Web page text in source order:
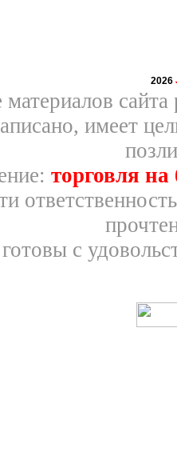
2026
имеет
торговля
с